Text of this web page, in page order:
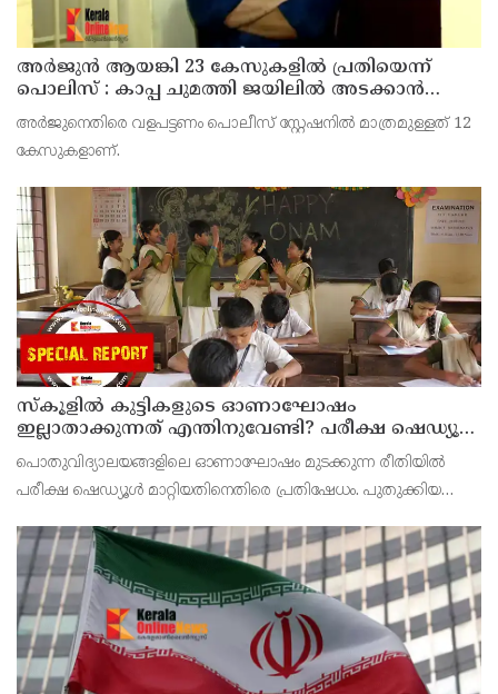
അര്‍ജുന്‍ ആയങ്കി 23 കേസുകളില്‍ പ്രതിയെന്ന്
പൊലിസ് : കാപ്പ ചുമത്തി ജയിലില്‍ അടക്കാന്‍
നീക്കം
അര്‍ജുനെതിരെ വളപട്ടണം പൊലീസ് സ്റ്റേഷനില്‍ മാത്രമുള്ളത് 12
കേസുകളാണ്.
സ്‌കൂളില്‍ കുട്ടികളുടെ ഓണാഘോഷം
ഇല്ലാതാക്കുന്നത് എന്തിനുവേണ്ടി? പരീക്ഷ ഷെഡ്യൂള്‍
മാറ്റിയത് തിരുത്തുമോ?
പൊതുവിദ്യാലയങ്ങളിലെ ഓണാഘോഷം മുടക്കുന്ന രീതിയില്‍
പരീക്ഷ ഷെഡ്യൂള്‍ മാറ്റിയതിനെതിരെ പ്രതിഷേധം. പുതുക്കിയ
പരീക്ഷ നടത്തും.